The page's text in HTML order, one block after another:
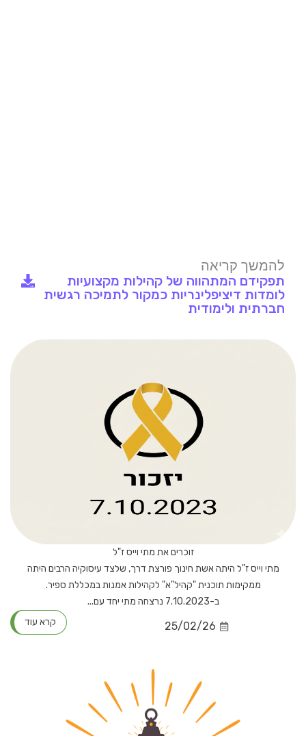
להמשך קריאה
תפקידם המתהווה של קהילות מקצועיות
לומדות דיציפלינריות כמקור לתמיכה רגשית
חברתית ולימודית
זוכרים את מתי וייס ז"ל
מתי וייס ז"ל היתה אשת חינוך פורצת דרך, שלצד עיסוקיה הרבים היתה
ממקימות תוכנית "קהיל"א" לקהילות אמנות במכללת ספיר.
ב-7.10.2023 נרצחה מתי יחד עם...
25/02/26 קרא עוד